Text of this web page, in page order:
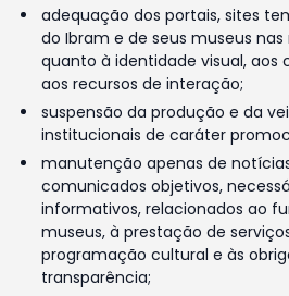
adequação dos portais, sites
do Ibram e de seus museus nas
quanto à identidade visual, aos
aos recursos de interação;
suspensão da produção e da
institucionais de caráter
manutenção apenas de
comunicados objetivos,
informativos, relacionados ao
museus, à prestação de
programação cultural e às
transparência;